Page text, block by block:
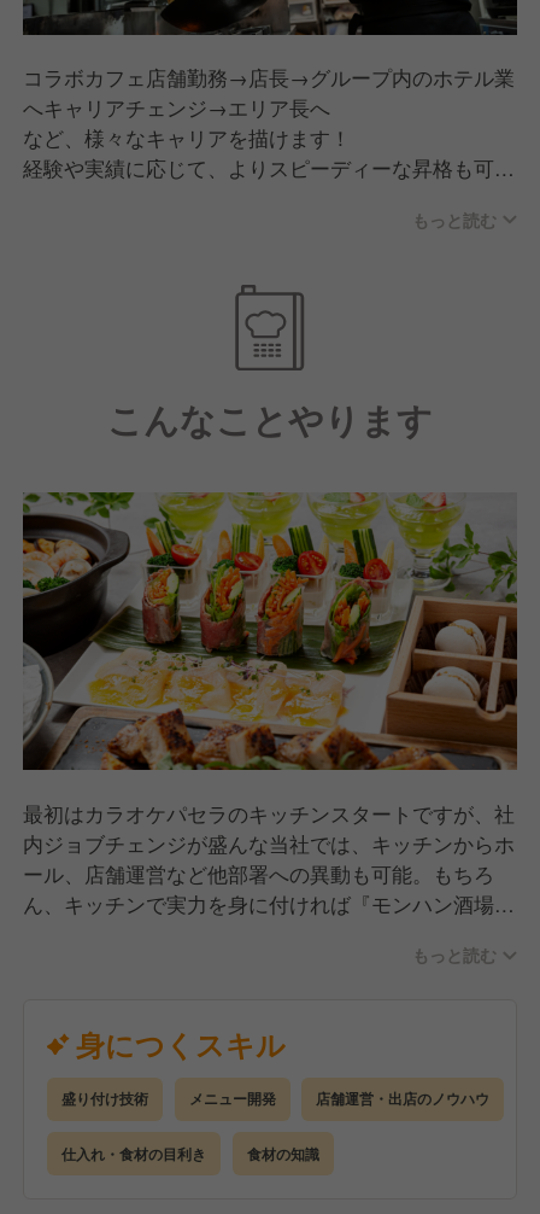
コラボカフェ店舗勤務→店長→グループ内のホテル業
へキャリアチェンジ→エリア長へ
など、様々なキャリアを描けます！
経験や実績に応じて、よりスピーディーな昇格も可
入社半年～2年で支配人（店長）へキャリアアップし
※出店開業ノウハウ、店舗運営は将来的に料理長ポジ
ションをお任せする際に学ぶことが可能です。
もっと読む
こんなことやります
最初はカラオケパセラのキッチンスタートですが、社
内ジョブチェンジが盛んな当社では、キッチンからホ
ール、店舗運営など他部署への異動も可能。もちろ
ん、キッチンで実力を身に付ければ『モンハン酒場』
のキャリアを描けます！
もっと読む
身につくスキル
盛り付け技術 メニュー開発 店舗運営・出店のノウハウ
仕入れ・食材の目利き 食材の知識